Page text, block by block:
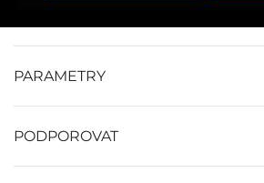
PARAMETRY
PODPOROVAT